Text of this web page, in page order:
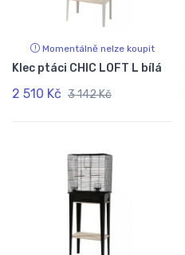
Momentálně nelze koupit
Klec ptáci CHIC LOFT L bílá
2 510 Kč 3 142 Kč